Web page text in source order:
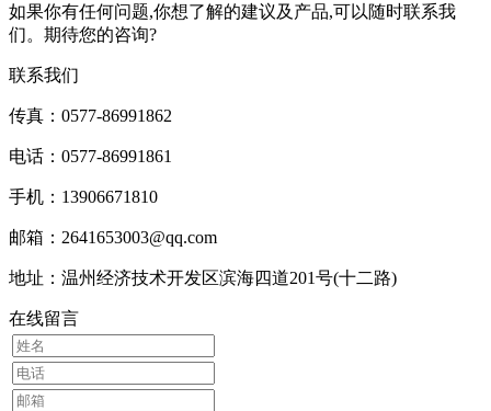
如果你有任何问题,你想了解的建议及产品,可以随时联系我
们。期待您的咨询?
联系我们
传真：0577-86991862
电话：0577-86991861
手机：13906671810
邮箱：2641653003@qq.com
地址：温州经济技术开发区滨海四道201号(十二路)
在线留言